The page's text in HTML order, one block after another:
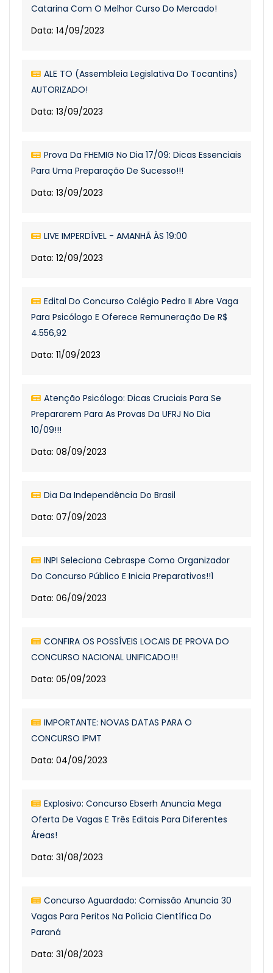
Catarina Com O Melhor Curso Do Mercado!
Data: 14/09/2023
ALE TO (Assembleia Legislativa Do Tocantins)
AUTORIZADO!
Data: 13/09/2023
Prova Da FHEMIG No Dia 17/09: Dicas Essenciais
Para Uma Preparação De Sucesso!!!
Data: 13/09/2023
LIVE IMPERDÍVEL - AMANHÃ ÀS 19:00
Data: 12/09/2023
Edital Do Concurso Colégio Pedro II Abre Vaga
Para Psicólogo E Oferece Remuneração De R$
4.556,92
Data: 11/09/2023
Atenção Psicólogo: Dicas Cruciais Para Se
Prepararem Para As Provas Da UFRJ No Dia
10/09!!!
Data: 08/09/2023
Dia Da Independência Do Brasil
Data: 07/09/2023
INPI Seleciona Cebraspe Como Organizador
Do Concurso Público E Inicia Preparativos!!1
Data: 06/09/2023
CONFIRA OS POSSÍVEIS LOCAIS DE PROVA DO
CONCURSO NACIONAL UNIFICADO!!!
Data: 05/09/2023
IMPORTANTE: NOVAS DATAS PARA O
CONCURSO IPMT
Data: 04/09/2023
Explosivo: Concurso Ebserh Anuncia Mega
Oferta De Vagas E Três Editais Para Diferentes
Áreas!
Data: 31/08/2023
Concurso Aguardado: Comissão Anuncia 30
Vagas Para Peritos Na Polícia Científica Do
Paraná
Data: 31/08/2023